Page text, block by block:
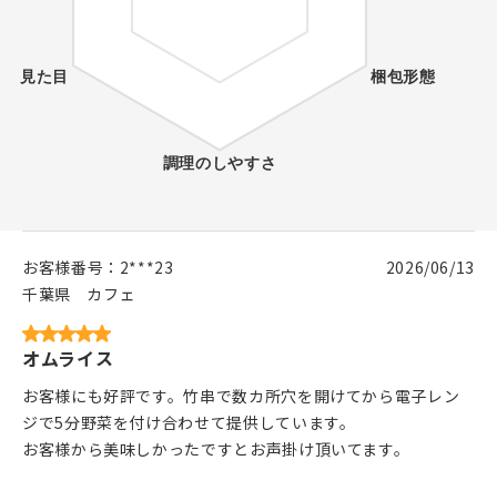
お客様番号： 2***23
千葉県
カフェ
2026/06/13
オムライス
お客様にも好評です。竹串で数カ所穴を開けてから電子レン
ジで5分野菜を付け合わせて提供しています。
お客様から美味しかったですとお声掛け頂いてます。